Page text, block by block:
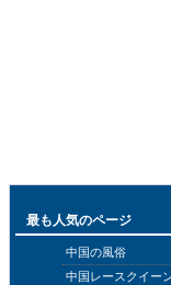
最も人気のページ
中国の風俗
中国レースクイー